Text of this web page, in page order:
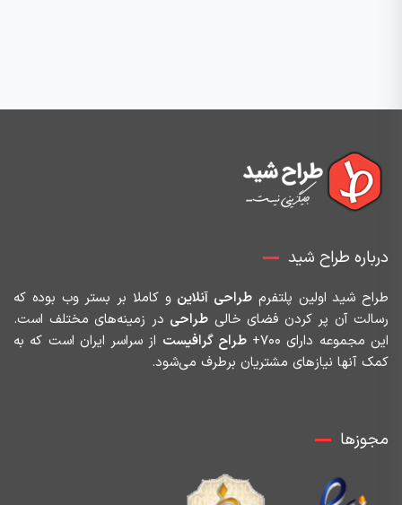
درباره طراح شید
طراح شید اولین پلتفرم طراحی آنلاین و کاملا بر بستر وب بوده که
رسالت آن پر کردن فضای خالی طراحی در زمینه‌های مختلف است.
این مجموعه دارای ۷۰۰+
طراح گرافیست از سراسر ایران است که به
کمک آنها نیازهای مشتریان برطرف می‌شود.
مجوزها